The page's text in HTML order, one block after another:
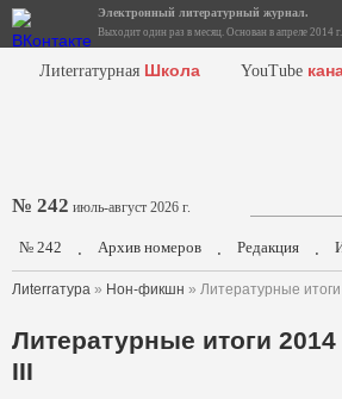
Электронный литературный журнал.
Выходит один раз в месяц. Основан в апреле 2014 г.
Лиterraтурная Школа YouTube
№ 242 июль-август 2026 г.
№ 242 . Архив номеров . Редакция .
Лиterraтура » Нон-фикшн » Литературные итоги
Литературные итоги 2014
III